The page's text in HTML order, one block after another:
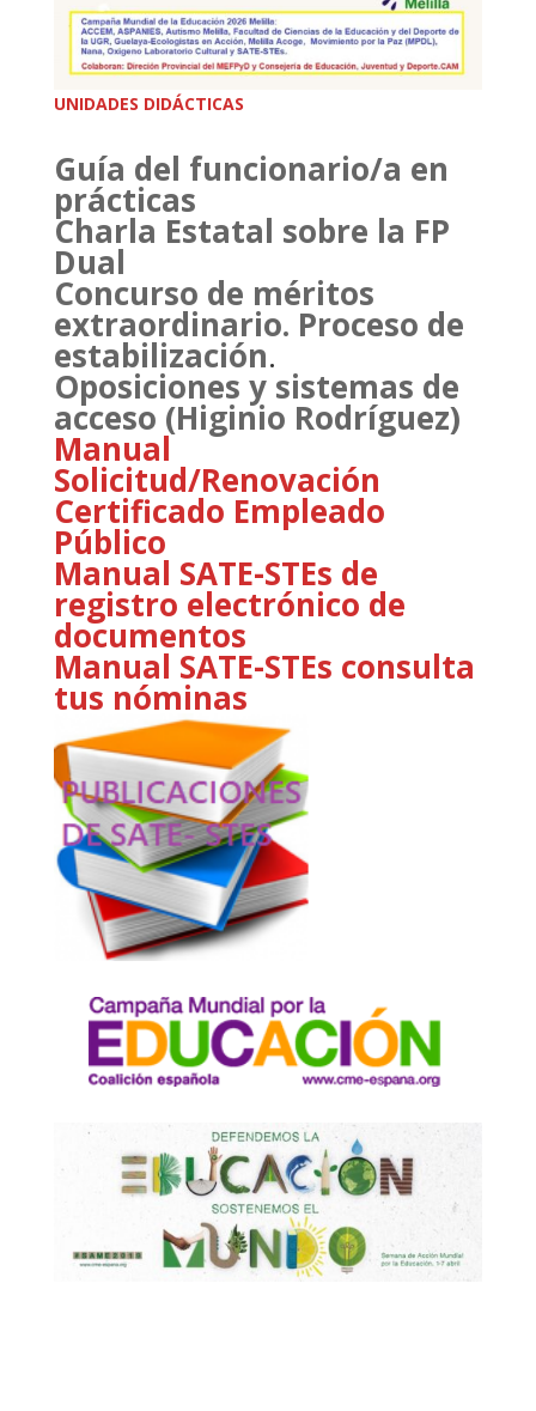
UNIDADES DIDÁCTICAS
Guía del funcionario/a en
prácticas
Charla Estatal sobre la FP
Dual
Concurso de méritos
extraordinario. Proceso de
estabilización.
Oposiciones y sistemas de
acceso (Higinio Rodríguez)
Manual
Solicitud/Renovación
Certificado Empleado
Público
Manual SATE-STEs de
registro electrónico de
documentos
Manual SATE-STEs consulta
tus nóminas